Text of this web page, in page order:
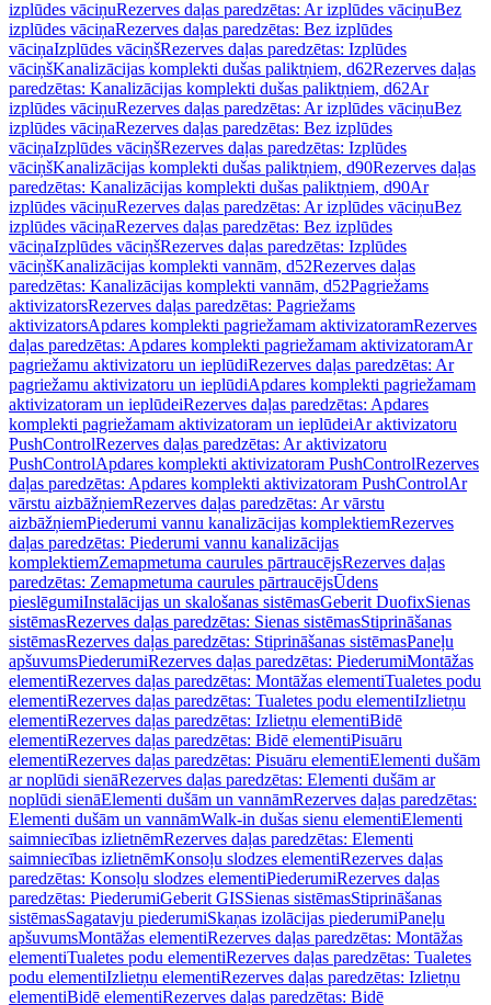
izplūdes vāciņuRezerves daļas paredzētas: Ar izplūdes vāciņuBez
izplūdes vāciņaRezerves daļas paredzētas: Bez izplūdes
vāciņaIzplūdes vāciņšRezerves daļas paredzētas: Izplūdes
vāciņšKanalizācijas komplekti dušas paliktņiem, d62Rezerves daļas
paredzētas: Kanalizācijas komplekti dušas paliktņiem, d62Ar
izplūdes vāciņuRezerves daļas paredzētas: Ar izplūdes vāciņuBez
izplūdes vāciņaRezerves daļas paredzētas: Bez izplūdes
vāciņaIzplūdes vāciņšRezerves daļas paredzētas: Izplūdes
vāciņšKanalizācijas komplekti dušas paliktņiem, d90Rezerves daļas
paredzētas: Kanalizācijas komplekti dušas paliktņiem, d90Ar
izplūdes vāciņuRezerves daļas paredzētas: Ar izplūdes vāciņuBez
izplūdes vāciņaRezerves daļas paredzētas: Bez izplūdes
vāciņaIzplūdes vāciņšRezerves daļas paredzētas: Izplūdes
vāciņšKanalizācijas komplekti vannām, d52Rezerves daļas
paredzētas: Kanalizācijas komplekti vannām, d52Pagriežams
aktivizatorsRezerves daļas paredzētas: Pagriežams
aktivizatorsApdares komplekti pagriežamam aktivizatoramRezerves
daļas paredzētas: Apdares komplekti pagriežamam aktivizatoramAr
pagriežamu aktivizatoru un ieplūdiRezerves daļas paredzētas: Ar
pagriežamu aktivizatoru un ieplūdiApdares komplekti pagriežamam
aktivizatoram un ieplūdeiRezerves daļas paredzētas: Apdares
komplekti pagriežamam aktivizatoram un ieplūdeiAr aktivizatoru
PushControlRezerves daļas paredzētas: Ar aktivizatoru
PushControlApdares komplekti aktivizatoram PushControlRezerves
daļas paredzētas: Apdares komplekti aktivizatoram PushControlAr
vārstu aizbāžņiemRezerves daļas paredzētas: Ar vārstu
aizbāžņiemPiederumi vannu kanalizācijas komplektiemRezerves
daļas paredzētas: Piederumi vannu kanalizācijas
komplektiemZemapmetuma caurules pārtraucējsRezerves daļas
paredzētas: Zemapmetuma caurules pārtraucējsŪdens
pieslēgumiInstalācijas un skalošanas sistēmasGeberit DuofixSienas
sistēmasRezerves daļas paredzētas: Sienas sistēmasStiprināšanas
sistēmasRezerves daļas paredzētas: Stiprināšanas sistēmasPaneļu
apšuvumsPiederumiRezerves daļas paredzētas: PiederumiMontāžas
elementiRezerves daļas paredzētas: Montāžas elementiTualetes podu
elementiRezerves daļas paredzētas: Tualetes podu elementiIzlietņu
elementiRezerves daļas paredzētas: Izlietņu elementiBidē
elementiRezerves daļas paredzētas: Bidē elementiPisuāru
elementiRezerves daļas paredzētas: Pisuāru elementiElementi dušām
ar noplūdi sienāRezerves daļas paredzētas: Elementi dušām ar
noplūdi sienāElementi dušām un vannāmRezerves daļas paredzētas:
Elementi dušām un vannāmWalk-in dušas sienu elementiElementi
saimniecības izlietnēmRezerves daļas paredzētas: Elementi
saimniecības izlietnēmKonsoļu slodzes elementiRezerves daļas
paredzētas: Konsoļu slodzes elementiPiederumiRezerves daļas
paredzētas: PiederumiGeberit GISSienas sistēmasStiprināšanas
sistēmasSagatavju piederumiSkaņas izolācijas piederumiPaneļu
apšuvumsMontāžas elementiRezerves daļas paredzētas: Montāžas
elementiTualetes podu elementiRezerves daļas paredzētas: Tualetes
podu elementiIzlietņu elementiRezerves daļas paredzētas: Izlietņu
elementiBidē elementiRezerves daļas paredzētas: Bidē